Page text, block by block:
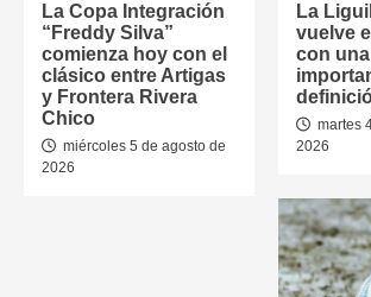
La Copa Integración
“Freddy Silva”
comienza hoy con el
clásico entre Artigas
y Frontera Rivera
Chico
miércoles 5 de agosto de
2026
La
vuelve
con
martes
2026